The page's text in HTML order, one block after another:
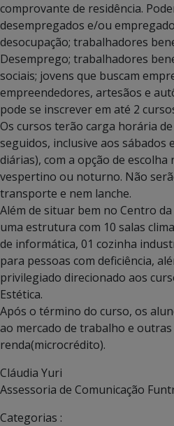
comprovante de residência.
desempregados e/ou
desocupação; trabalhadores
Desemprego; trabalhadores
sociais; jovens que buscam
empreendedores, artesãos e
pode se inscrever em até 2
Os cursos terão carga horária
seguidos, inclusive aos sábados
diárias), com a opção de
vespertino ou noturno. Não
transporte e nem lanche.
Além de situar bem no Centro
uma estrutura com 10 salas
de informática, 01 cozinha
para pessoas com deficiência,
privilegiado direcionado aos
Estética.
Após o término do curso, os
ao mercado de trabalho e
renda(microcrédito).
Cláudia Yuri
Assessoria de Comunicação
Categorias :